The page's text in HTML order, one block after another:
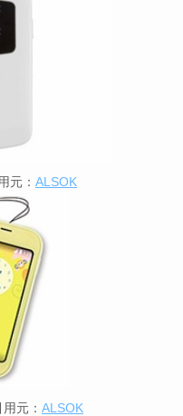
元： ALSOK
元： ALSOK